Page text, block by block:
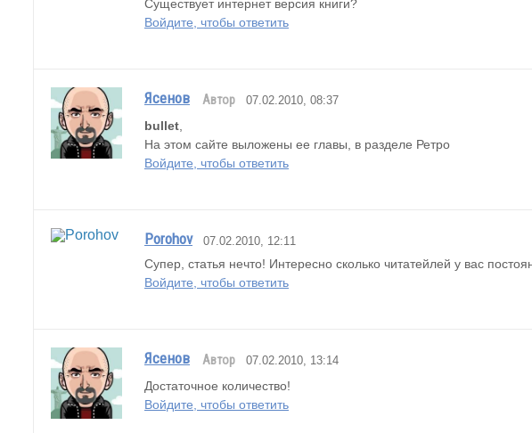
Существует интернет версия книги?
Войдите, чтобы ответить
Ясенов Автор 07.02.2010, 08:37
bullet,
На этом сайте выложены ее главы, в разделе Ретро
Войдите, чтобы ответить
Porohov 07.02.2010, 12:11
Супер, статья нечто! Интересно сколько читатейлей у вас
Войдите, чтобы ответить
Ясенов Автор 07.02.2010, 13:14
Достаточное количество!
Войдите, чтобы ответить